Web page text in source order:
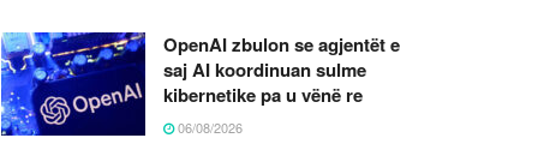
OpenAI zbulon se agjentët e
saj AI koordinuan sulme
kibernetike pa u vënë re
06/08/2026